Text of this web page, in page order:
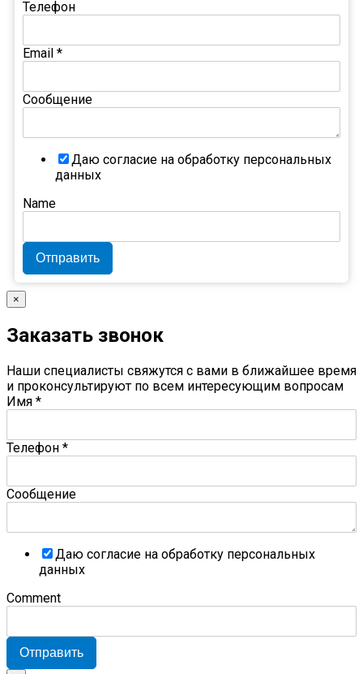
Телефон
Email *
Сообщение
Даю согласие на обработку персональных
данных
Name
Отправить
×
Заказать звонок
Наши специалисты свяжутся с вами в ближайшее время
и проконсультируют по всем интересующим вопросам
Имя *
Телефон *
Сообщение
Даю согласие на обработку персональных
данных
Comment
Отправить